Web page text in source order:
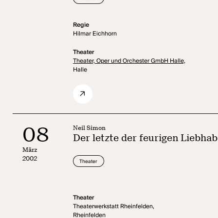
Regie
Hilmar Eichhorn
Theater
Theater, Oper und Orchester GmbH Halle,
Halle
08
März
2002
Neil Simon
Der letzte der feurigen
Theater
Theater
Theaterwerkstatt Rheinfelden,
Rheinfelden